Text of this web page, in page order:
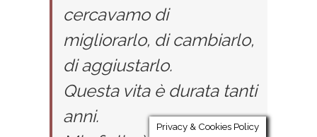
cercavamo di
migliorarlo, di cambiarlo,
di aggiustarlo.
Questa vita è durata tanti
anni.
Privacy & Cookies Policy